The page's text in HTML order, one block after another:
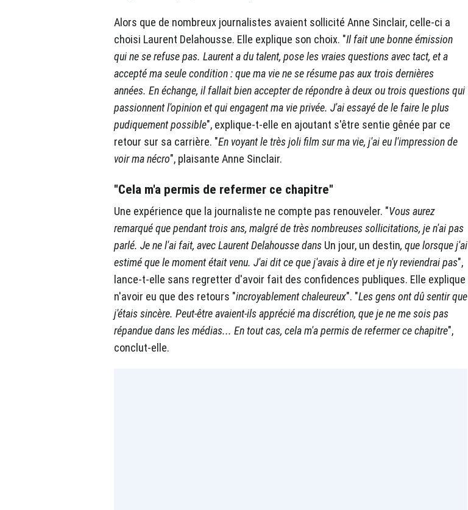
Alors que de nombreux journalistes avaient sollicité Anne Sinclair, celle-ci a
choisi Laurent Delahousse. Elle explique son choix. "Il fait une bonne émission
qui ne se refuse pas. Laurent a du talent, pose les vraies questions avec tact, et a
accepté ma seule condition : que ma vie ne se résume pas aux trois dernières
années. En échange, il fallait bien accepter de répondre à deux ou trois questions qui
passionnent l'opinion et qui engagent ma vie privée. J'ai essayé de le faire le plus
pudiquement possible", explique-t-elle en ajoutant s'être sentie gênée par ce
retour sur sa carrière. "En voyant le très joli film sur ma vie, j'ai eu l'impression de
voir ma nécro", plaisante Anne Sinclair.
"Cela m'a permis de refermer ce chapitre"
Une expérience que la journaliste ne compte pas renouveler. "Vous aurez
remarqué que pendant trois ans, malgré de très nombreuses sollicitations, je n'ai pas
parlé. Je ne l'ai fait, avec Laurent Delahousse dans Un jour, un destin, que lorsque j'ai
estimé que le moment était venu. J'ai dit ce que j'avais à dire et je n'y reviendrai pas",
lance-t-elle sans regretter d'avoir fait des confidences publiques. Elle explique
n'avoir eu que des retours "incroyablement chaleureux". "Les gens ont dû sentir que
j'étais sincère. Peut-être avaient-ils apprécié ma discrétion, que je ne me sois pas
répandue dans les médias... En tout cas, cela m'a permis de refermer ce chapitre",
conclut-elle.